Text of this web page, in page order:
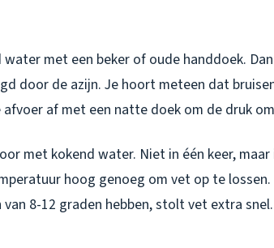
met een beker of oude handdoek.
door de azijn. Je hoort meteen dat
af met een natte doek om de druk
met kokend water. Niet in één keer,
hoog genoeg om vet op te
8-12 graden hebben, stolt vet extra